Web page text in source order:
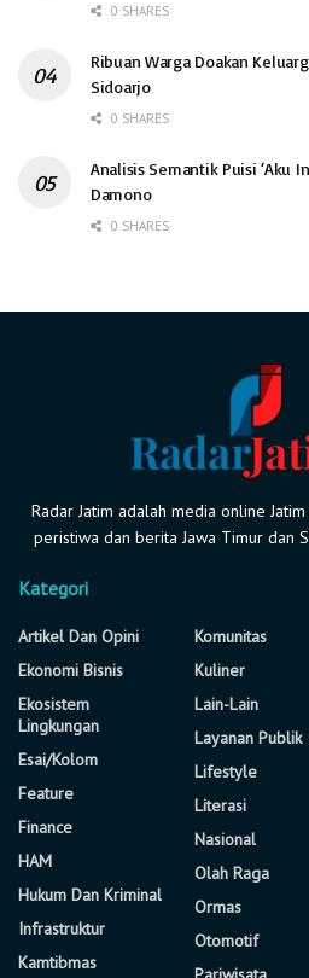
0 SHARES
Ribuan Warga Doakan
Sidoarjo
0 SHARES
Analisis Semantik Puisi ‘Aku
Damono
0 SHARES
Radar Jatim adalah media online
peristiwa dan berita Jawa Timur dan
Kategori
Artikel Dan Opini
Ekonomi Bisnis
Ekosistem
Lingkungan
Esai/Kolom
Feature
Finance
HAM
Hukum Dan Kriminal
Infrastruktur
Kamtibmas
Komunitas
Kuliner
Lain-Lain
Layanan Publik
Lifestyle
Literasi
Nasional
Olah Raga
Ormas
Otomotif